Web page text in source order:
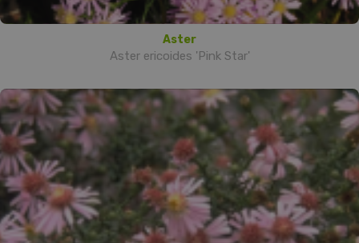
Aster
Aster ericoides 'Pink Star'